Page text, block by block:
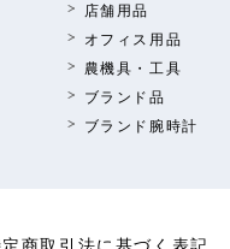
店舗⽤品
オフィス⽤品
農機具・⼯具
ブランド品
ブランド腕時計
商取引法に基づく表記